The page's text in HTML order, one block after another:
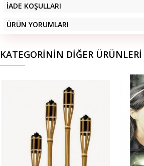
İADE KOŞULLARI
ÜRÜN YORUMLARI
KATEGORININ DIĞER ÜRÜNLERI